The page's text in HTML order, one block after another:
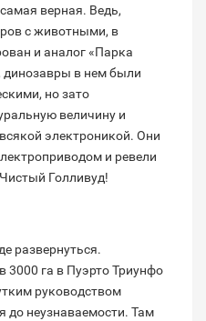
верная. Ведь,
с животными, в
и аналог «Парка
динозавры в нем были
но зато
величину и
электроникой. Они
и ревели
Голливуд!
развернуться.
3000 га в Пуэрто Триунфо
руководством
до неузнаваемости. Там